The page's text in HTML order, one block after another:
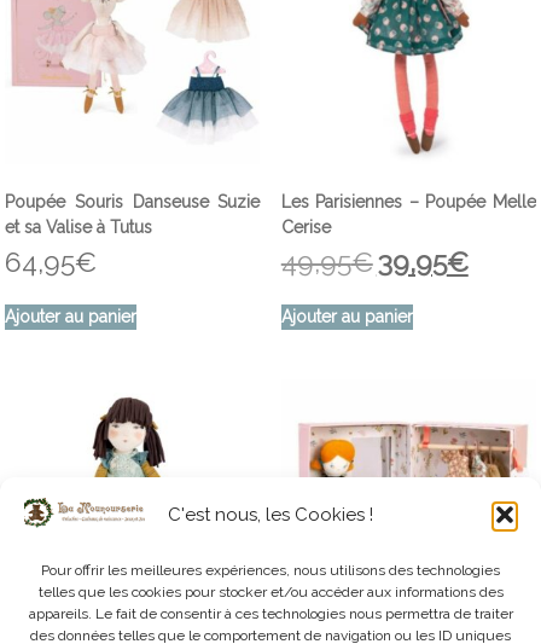
C'est nous, les Cookies !
Pour offrir les meilleures expériences, nous utilisons des technologies
telles que les cookies pour stocker et/ou accéder aux informations des
appareils. Le fait de consentir à ces technologies nous permettra de traiter
des données telles que le comportement de navigation ou les ID uniques
Poupée Souris Danseuse Suzie
et sa Valise à Tutus
64,95€
Ajouter au panier
Les Parisiennes – Poupée Melle
Cerise
49,95€ Le
initial
était :
39,95€Le
Ajouter au panier